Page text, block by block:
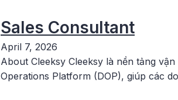
Sales Consultant
April 7, 2026
About Cleeksy Cleeksy là nền tảng
Operations Platform (DOP), giúp các